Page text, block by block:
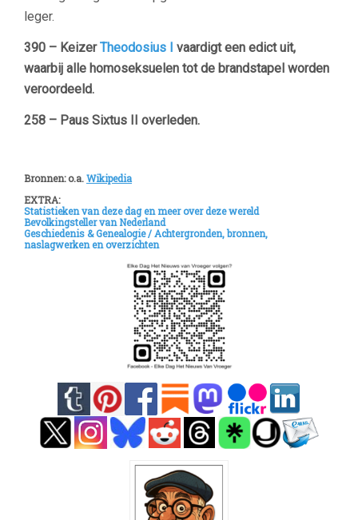
leger.
390 – KeizerTheodosius I vaardigt een edict uit,
waarbij alle homoseksuelen tot de brandstapel worden
veroordeeld.
258 – Paus Sixtus II overleden.
Bronnen: o.a.Wikipedia
EXTRA:
Statistieken van deze dag en meer over deze wereld
Bevolkingsteller van Nederland
Geschiedenis & Genealogie /Achtergronden, bronnen,
naslagwerken en overzichten